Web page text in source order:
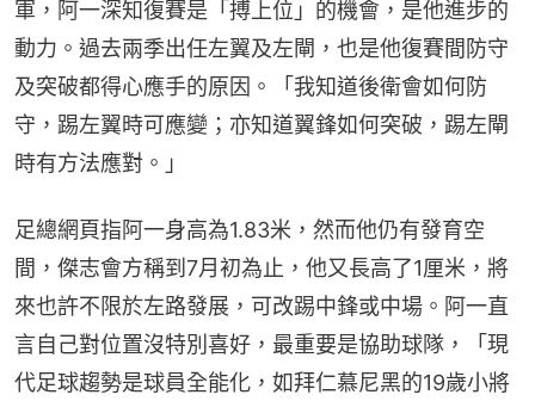
軍，阿一深知復賽是「搏上位」的機會，是他進步的
動力。過去兩季出任左翼及左閘，也是他復賽間防守
及突破都得心應手的原因。「我知道後衛會如何防
守，踢左翼時可應變；亦知道翼鋒如何突破，踢左閘
時有方法應對。」
足總網頁指阿一身高為1.83米，然而他仍有發育空
間，傑志會方稱到7月初為止，他又長高了1厘米，將
來也許不限於左路發展，可改踢中鋒或中場。阿一直
言自己對位置沒特別喜好，最重要是協助球隊，「現
代足球趨勢是球員全能化，如拜仁慕尼黑的19歲小將